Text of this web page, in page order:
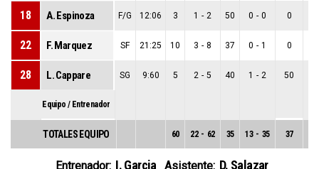
18 A. Espinoza F/G 12:06 3 1 - 2 50 0 - 0 0
22 F. Marquez SF 21:25 10 3 - 8 37 0 - 1 0
28 L. Cappare SG 9:60 5 2 - 5 40 1 - 2 50
Equipo / Entrenador
TOTALES EQUIPO 60 22 - 62 35 13 - 35 37
Entrenador: I. Garcia Asistente: D. Salazar